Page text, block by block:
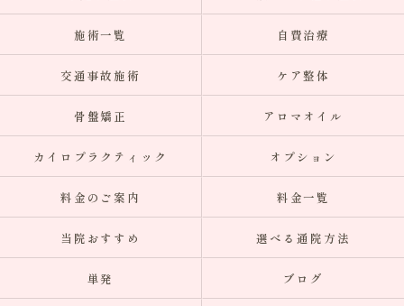
施術一覧 自費治療
交通事故施術 ケア整体
骨盤矯正 アロマオイル
カイロプラクティック オプション
料金のご案内 料金一覧
当院おすすめ 選べる通院方法
単発 ブログ